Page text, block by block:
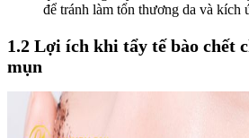
để tránh làm tổn thương da và kích
1.2 Lợi ích khi tẩy tế bào chết
mụn